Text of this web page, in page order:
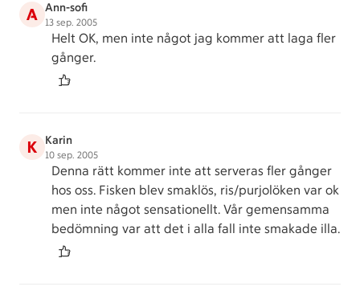
A Ann-sofi
13 sep. 2005
Helt OK, men inte något jag kommer att laga fler
gånger.
K Karin
10 sep. 2005
Denna rätt kommer inte att serveras fler gånger
hos oss. Fisken blev smaklös, ris/purjolöken var ok
men inte något sensationellt. Vår gemensamma
bedömning var att det i alla fall inte smakade illa.